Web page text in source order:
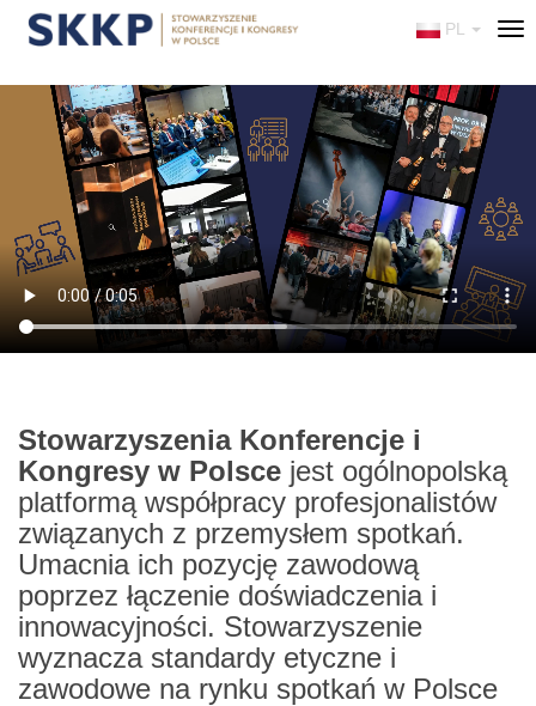
PL
Stowarzyszenia Konferencje i
Kongresy w Polsce jest ogólnopolską
platformą współpracy profesjonalistów
związanych z przemysłem spotkań.
Umacnia ich pozycję zawodową
poprzez łączenie doświadczenia i
innowacyjności. Stowarzyszenie
wyznacza standardy etyczne i
zawodowe na rynku spotkań w Polsce